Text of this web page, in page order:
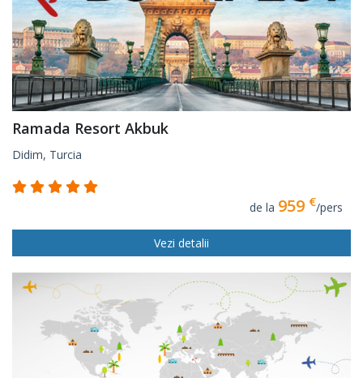
Ramada Resort Akbuk
Didim, Turcia
de la 959 €/pers
Vezi detalii